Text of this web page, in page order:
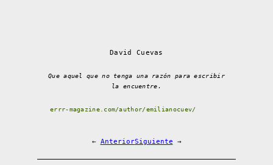
David Cuevas
Que aquel que no tenga una razón para escribir
la encuentre.
errr-magazine.com/author/emilianocuev/
← AnteriorSiguiente →